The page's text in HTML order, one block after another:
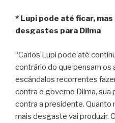
* Lupi pode até ficar, mas
desgastes para Dilma
“Carlos Lupi pode até
contrário do que pensam
escândalos recorrentes
contra o governo Dilma, sua
contra a presidente. Quanto
mais desgaste vai produzir.